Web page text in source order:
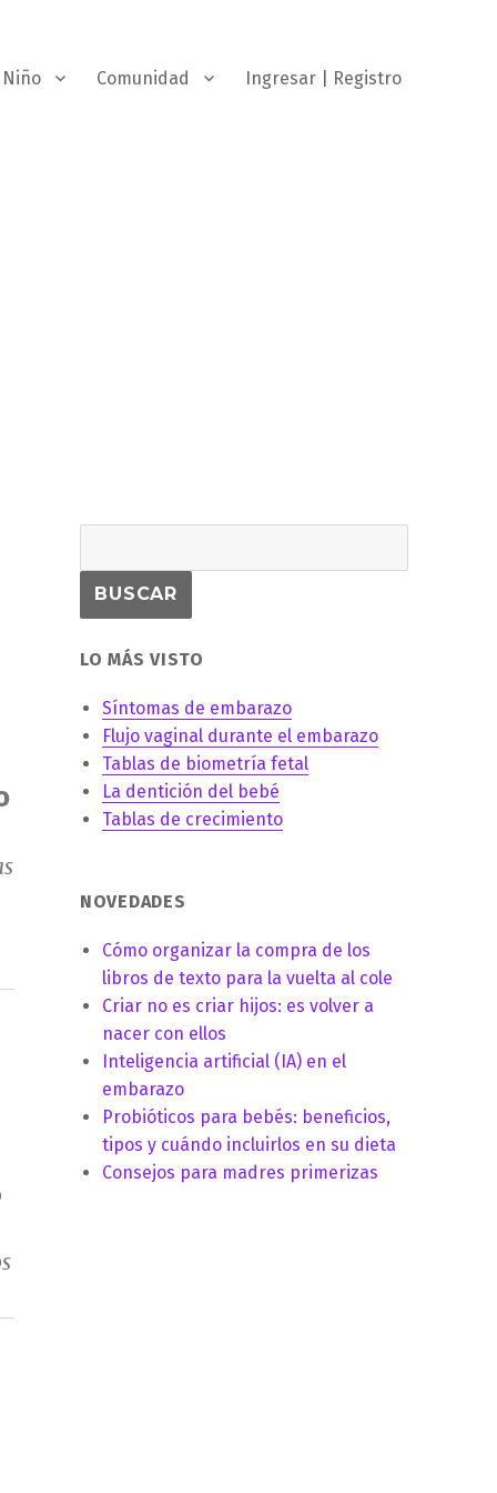
Niño Comunidad Ingresar | Registro
LO MÁS VISTO
Síntomas de embarazo
Flujo vaginal durante el embarazo
Tablas de biometría fetal
La dentición del bebé
Tablas de crecimiento
NOVEDADES
Cómo organizar la compra de los
libros de texto para la vuelta al cole
Criar no es criar hijos: es volver a
nacer con ellos
Inteligencia artificial (IA) en el
embarazo
Probióticos para bebés: beneficios,
tipos y cuándo incluirlos en su dieta
Consejos para madres primerizas